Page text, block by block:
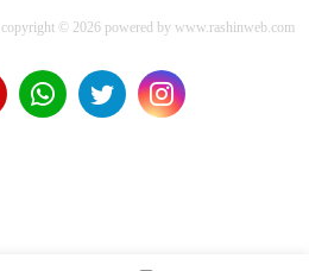
copyright © 2026 powered by www.rashinweb.com